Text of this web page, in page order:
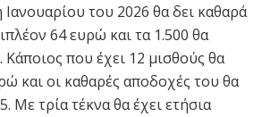
Ιανουαρίου του 2026 θα δει καθαρά
64 ευρώ και τα 1.500 θα
που έχει 12 μισθούς θα
και οι καθαρές αποδοχές του θα
Με τρία τέκνα θα έχει ετήσια